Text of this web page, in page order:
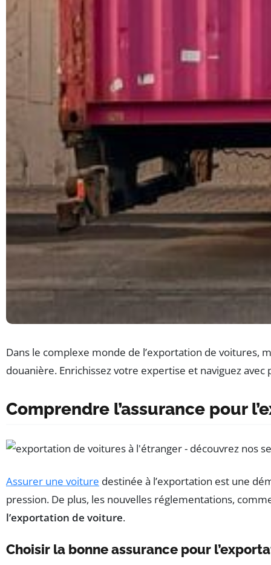
Dans le complexe monde de l’exportation de voitures,
douanière. Enrichissez votre expertise et naviguez
Comprendre l’assurance pour
Assurer une voiture destinée à l’exportation est une
pression. De plus, les nouvelles réglementations,
l’exportation de voiture.
Choisir la bonne assurance pour